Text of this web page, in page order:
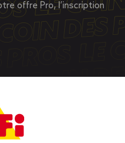
offre Pro, l’inscription